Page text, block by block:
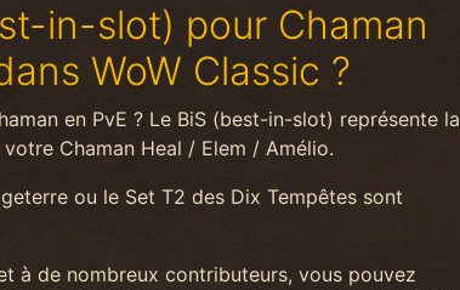
in-slot) pour Chaman
WoW Classic ?
en PvE ? Le BiS (best-in-slot) représente la
Chaman Heal / Elem / Amélio.
ou le Set T2 des Dix Tempêtes sont
à de nombreux contributeurs, vous pouvez